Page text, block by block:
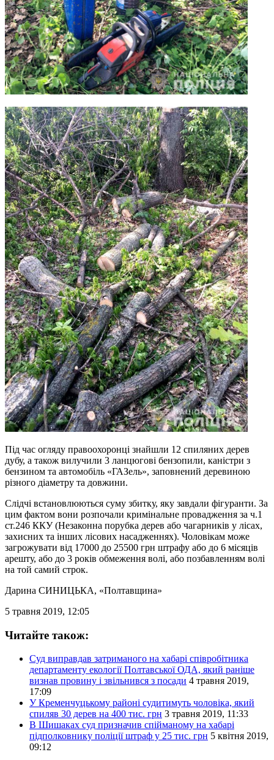
Під час огляду правоохоронці знайшли 12 спиляних дерев
дубу, а також вилучили 3 ланцюгові бензопили, каністри з
бензином та автомобіль «ГАЗель», заповнений деревиною
різного діаметру та довжини.
Слідчі встановлюються суму збитку, яку завдали фігуранти. За
цим фактом вони розпочали кримінальне провадження за ч.1
ст.246 ККУ (Незаконна порубка дерев або чагарників у лісах,
захисних та інших лісових насадженнях). Чоловікам може
загрожувати від 17000 до 25500 грн штрафу або до 6 місяців
арешту, або до 3 років обмеження волі, або позбавленням волі
на той самий строк.
Дарина СИНИЦЬКА, «Полтавщина»
5 травня 2019, 12:05
Читайте також:
Суд виправдав затриманого на хабарі співробітника
департаменту екології Полтавської ОДА, який раніше
визнав провину і звільнився з посади 4 травня 2019,
17:09
У Кременчуцькому районі судитимуть чоловіка, який
спиляв 30 дерев на 400 тис. грн 3 травня 2019, 11:33
В Шишаках суд призначив спійманому на хабарі
підполковнику поліції штраф у 25 тис. грн 5 квітня 2019,
09:12